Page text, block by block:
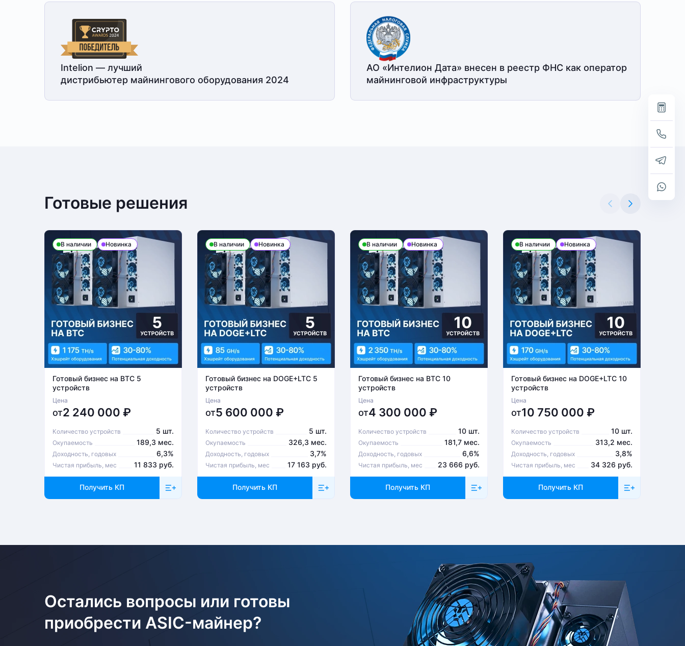
Intelion — лучший
дистрибьютер майнингового оборудования 2024
АО «Интелион Дата» внесен в реестр ФНС как оператор
майнинговой инфраструктуры
Готовые решения
В наличии Новинка
Готовый бизнес на BTC 5
устройств
Цена
от2 240 000 ₽
Количество устройств 5 шт.
Окупаемость 189,3 мес.
Доходность, годовых 6,3%
Чистая прибыль, мес 11 833 руб.
Получить КП
В наличии Новинка
Готовый бизнес на DOGE+LTC 5
устройств
Цена
от5 600 000 ₽
Количество устройств 5 шт.
Окупаемость 326,3 мес.
Доходность, годовых 3,7%
Чистая прибыль, мес 17 163 руб.
Получить КП
В наличии Новинка
Готовый бизнес на BTC 10
устройств
Цена
от4 300 000 ₽
Количество устройств 10 шт.
Окупаемость 181,7 мес.
Доходность, годовых 6,6%
Чистая прибыль, мес 23 666 руб.
Получить КП
В наличии Новинка
Готовый бизнес на DOGE+LTC 10
устройств
Цена
от10 750 000 ₽
Количество устройств 10 шт.
Окупаемость 313,2 мес.
Доходность, годовых 3,8%
Чистая прибыль, мес 34 326 руб.
Получить КП
Остались вопросы или готовы
приобрести ASIC-майнер?